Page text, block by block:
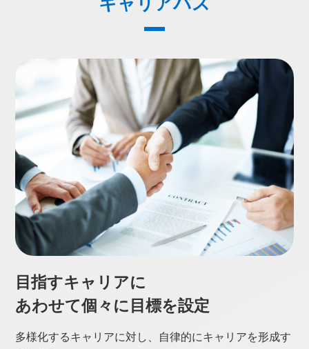
目指すキャリアに
あわせて個々に目標を設定
多様化するキャリアに対し、自律的にキャリアを形成す